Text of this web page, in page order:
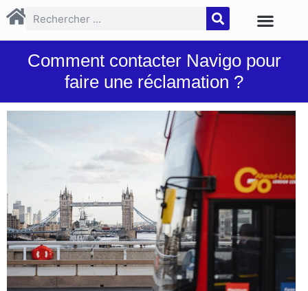
Comment contacter Navigo pour
faire une réclamation ?